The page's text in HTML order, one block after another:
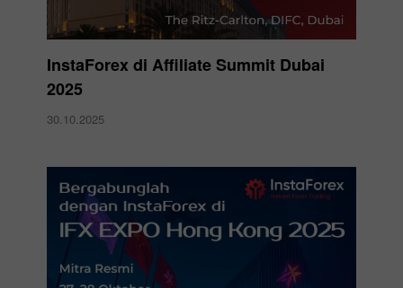
InstaForex di Affiliate Summit Dubai
2025
30.10.2025